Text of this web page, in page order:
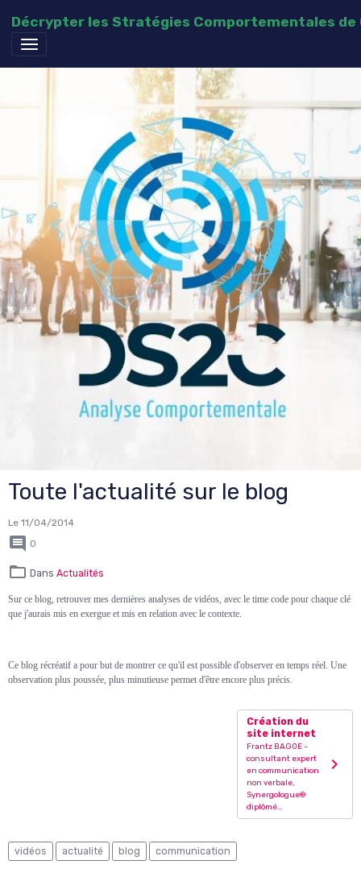
Décrypter les Stratégies Comportementales de
Toute l'actualité sur le blog
Le 11/04/2014
0
Dans Actualités
Sur ce blog, retrouver mes dernières analyses de vidéos, avec le time code pour chaque clé
que j'aurais mis en exergue et mis en relation avec le contexte.
Ce blog récréatif a pour but de montrer ce qu'il est possible d'observer en temps réel. Une
observation plus poussée, plus minutieuse permet d'être encore plus précis.
Création du
site internet
Frantz BAGOE -
consultant expert
en communication
non verbale,
Synergologue®
diplômé...
vidéos actualité blog communication